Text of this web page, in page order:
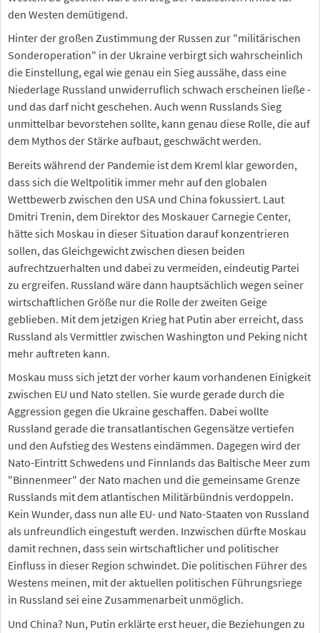
den Westen demütigend.
Hinter der großen Zustimmung der Russen zur "militärischen
Sonderoperation" in der Ukraine verbirgt sich wahrscheinlich
die Einstellung, egal wie genau ein Sieg aussähe, dass eine
Niederlage Russland unwiderruflich schwach erscheinen ließe -
und das darf nicht geschehen. Auch wenn Russlands Sieg
unmittelbar bevorstehen sollte, kann genau diese Rolle, die auf
dem Mythos der Stärke aufbaut, geschwächt werden.
Bereits während der Pandemie ist dem Kreml klar geworden,
dass sich die Weltpolitik immer mehr auf den globalen
Wettbewerb zwischen den USA und China fokussiert. Laut
Dmitri Trenin, dem Direktor des Moskauer Carnegie Center,
hätte sich Moskau in dieser Situation darauf konzentrieren
sollen, das Gleichgewicht zwischen diesen beiden
aufrechtzuerhalten und dabei zu vermeiden, eindeutig Partei
zu ergreifen. Russland wäre dann hauptsächlich wegen seiner
wirtschaftlichen Größe nur die Rolle der zweiten Geige
geblieben. Mit dem jetzigen Krieg hat Putin aber erreicht, dass
Russland als Vermittler zwischen Washington und Peking nicht
mehr auftreten kann.
Moskau muss sich jetzt der vorher kaum vorhandenen Einigkeit
zwischen EU und Nato stellen. Sie wurde gerade durch die
Aggression gegen die Ukraine geschaffen. Dabei wollte
Russland gerade die transatlantischen Gegensätze vertiefen
und den Aufstieg des Westens eindämmen. Dagegen wird der
Nato-Eintritt Schwedens und Finnlands das Baltische Meer zum
"Binnenmeer" der Nato machen und die gemeinsame Grenze
Russlands mit dem atlantischen Militärbündnis verdoppeln.
Kein Wunder, dass nun alle EU- und Nato-Staaten von Russland
als unfreundlich eingestuft werden. Inzwischen dürfte Moskau
damit rechnen, dass sein wirtschaftlicher und politischer
Einfluss in dieser Region schwindet. Die politischen Führer des
Westens meinen, mit der aktuellen politischen Führungsriege
in Russland sei eine Zusammenarbeit unmöglich.
Und China? Nun, Putin erklärte erst heuer, die Beziehungen zu